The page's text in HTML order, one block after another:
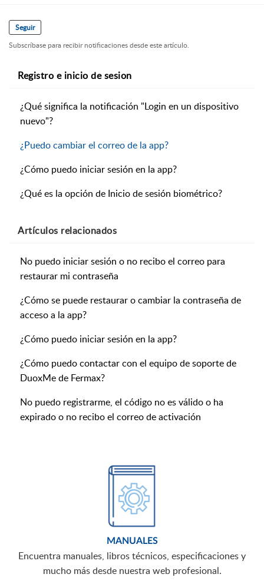
Seguir
Subscríbase para recibir notificaciones desde este artículo.
Registro e inicio de sesion
¿Qué significa la notificación "Login en un dispositivo
nuevo"?
¿Puedo cambiar el correo de la app?
¿Cómo puedo iniciar sesión en la app?
¿Qué es la opción de Inicio de sesión biométrico?
Artículos relacionados
No puedo iniciar sesión o no recibo el correo para
restaurar mi contraseña
¿Cómo se puede restaurar o cambiar la contraseña de
acceso a la app?
¿Cómo puedo iniciar sesión en la app?
¿Cómo puedo contactar con el equipo de soporte de
DuoxMe de Fermax?
No puedo registrarme, el código no es válido o ha
expirado o no recibo el correo de activación
MANUALES
Encuentra manuales, libros técnicos, especificaciones y
mucho más desde nuestra web profesional.